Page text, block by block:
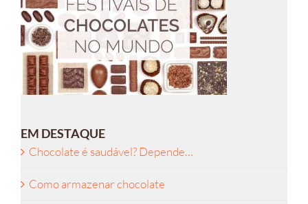
EM DESTAQUE
Chocolate é saudável? Depende…
Como armazenar chocolate